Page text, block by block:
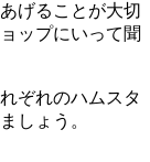
げることが大切
ップにいって聞
ぞれのハムスタ
しょう。